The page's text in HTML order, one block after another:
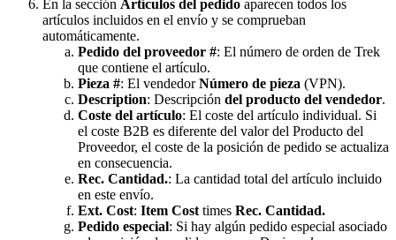
En la sección Artículos del pedido aparecen todos los
artículos incluidos en el envío y se comprueban
automáticamente.
Pedido del proveedor #: El número de orden de Trek
que contiene el artículo.
Pieza #: El vendedor Número de pieza (VPN).
Description: Descripción del producto del vendedor.
Coste del artículo: El coste del artículo individual. Si
el coste B2B es diferente del valor del Producto del
Proveedor, el coste de la posición de pedido se actualiza
en consecuencia.
Rec. Cantidad.: La cantidad total del artículo incluido
en este envío.
Ext. Cost: Item Cost times Rec. Cantidad.
Pedido especial: Si hay algún pedido especial asociado